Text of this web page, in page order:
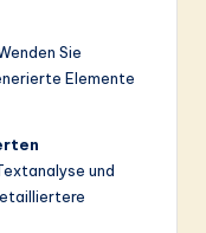
Sie
Elemente
und